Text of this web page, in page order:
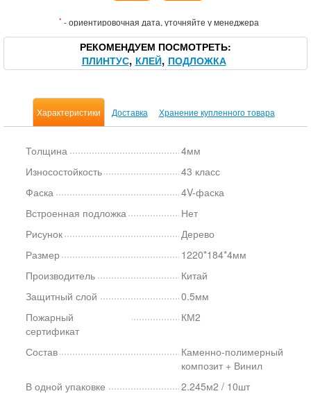
* - ориентировочная дата, уточняйте у менеджера
РЕКОМЕНДУЕМ ПОСМОТРЕТЬ
ПЛИНТУС КЛЕЙ ПОДЛОЖКА
Характеристики Доставка Хранение купленного товара
Толщина
4мм
Износостойкость
43 класс
Фаска
4V-фаска
Встроенная подложка
Нет
Рисунок
Дерево
Размер
1220*184*4мм
Производитель
Китай
Защитный слой
0.5мм
Пожарный
сертификат
КМ2
Состав
Каменно-полимерный
композит + Винил
В одной упаковке
2.245м2 / 10шт